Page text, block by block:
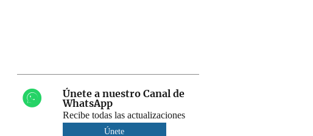
Únete a nuestro Canal de
WhatsApp
Recibe todas las actualizaciones
Únete